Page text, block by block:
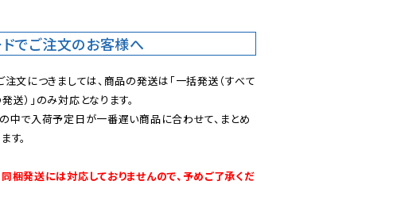
でご注文のお客様へ
注文につきましては、商品の発送は「一括発送（すべて
送）」のみ対応となります。
中で入荷予定日が一番遅い商品に合わせて、まとめ
す。
梱発送には対応しておりませんので、予めご了承くだ